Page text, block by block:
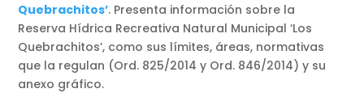
Quebrachitos’. Presenta información sobre la
Reserva Hídrica Recreativa Natural Municipal ‘Los
Quebrachitos’, como sus límites, áreas, normativas
que la regulan (Ord. 825/2014 y Ord. 846/2014) y su
anexo gráfico.